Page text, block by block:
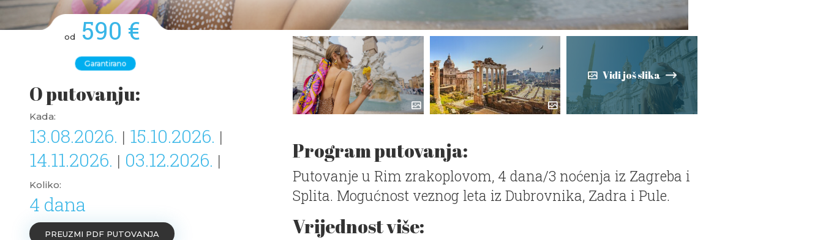
od 590 €
Garantirano
O putovanju:
Kada:
13.08.2026. | 15.10.2026. |
14.11.2026. | 03.12.2026. |
Koliko:
4 dana
PREUZMI PDF PUTOVANJA
Vidi još slika
Program putovanja:
Putovanje u Rim zrakoplovom, 4 dana/3 noćenja iz Zagreba i
Splita. Mogućnost veznog leta iz Dubrovnika, Zadra i Pule.
Vrijednost više: